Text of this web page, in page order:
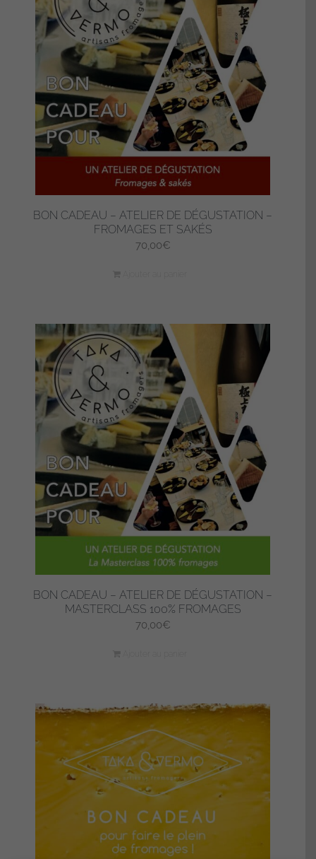
BON CADEAU – ATELIER DE DÉGUSTATION –
FROMAGES ET SAKÉS
70,00€
BON CADEAU – ATELIER DE DÉGUSTATION –
MASTERCLASS 100% FROMAGES
70,00€